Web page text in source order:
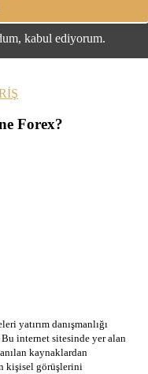
kabul ediyorum.
Forex?
yatırım danışmanlığı
internet sitesinde yer alan
kaynaklardan
kişisel görüşlerini